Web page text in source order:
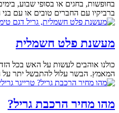
בחופשות, בחגים או בסופי שבוע,
ברביקיו עם החברים טובים או עם
מעשנת פלט חשמלית
כולנו אוהבים לעשות על האש בכל
המאמץ. הבשר עלול להתבשל יתר
מהו מחיר הרכבת גריל?